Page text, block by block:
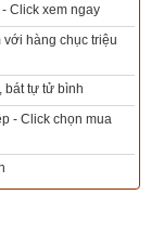
mệnh giá rẻ nhất thị
phí
nhất thị trường - Click